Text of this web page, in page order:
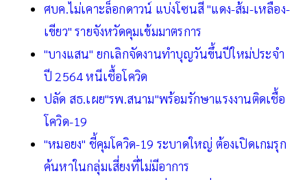
ศบค.ไม่เคาะล็อกดาวน์ แบ่งโซนสี "แดง-ส้ม-เหลือง-
เขียว" รายจังหวัดคุมเข้มมาตรการ
"บางแสน" ยกเลิกจัดงานทำบุญวันขึ้นปีใหม่ประจำ
ปี 2564 หนีเชื้อโควิด
ปลัด สธ.เผย"รพ.สนาม"พร้อมรักษาแรงงานติดเชื้อ
โควิด-19
"หมอยง" ชี้คุมโควิด-19 ระบาดใหญ่ ต้องเปิดเกมรุก
ค้นหาในกลุ่มเสี่ยงที่ไม่มีอาการ